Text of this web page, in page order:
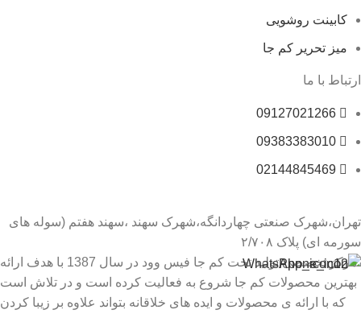
کابینت روشویی
میز تحریر کم جا
ارتباط با ما
09127021266
09383383010
02144845469
تهران،شهرک صنعتی چهاردانگه،شهرک سهند ،سهند هفتم (سوله های
سورمه ای) پلاک ۲/۷۰۸
مرکز تخصصی تولید تخت کم جا فیس وود در سال 1387 با هدف ارائه
بهترین محصولات کم جا شروع به فعالیت کرده است و در تلاش است
که با ارائه ی محصولات و ایده های خلاقانه بتواند علاوه بر زیبا کردن